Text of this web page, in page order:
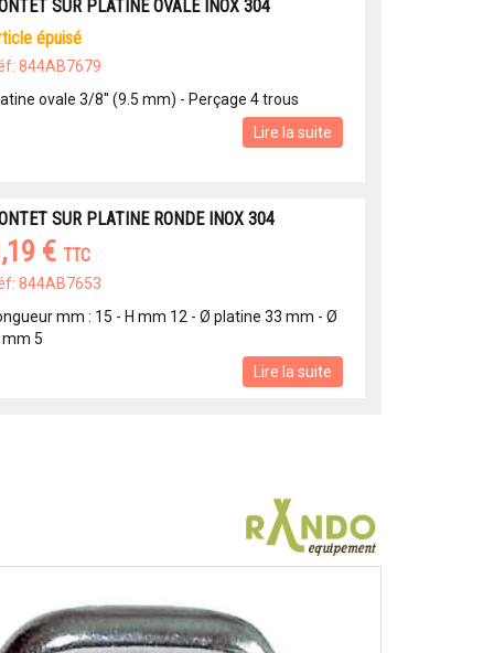
SUR PLATINE OVALE INOX 304
épuisé
844AB7679
ovale 3/8'' (9.5 mm) - Perçage 4 trous
Lire la suite
SUR PLATINE RONDE INOX 304
€ TTC
844AB7653
mm : 15 - H mm 12 - Ø platine 33 mm - Ø
5
Lire la suite